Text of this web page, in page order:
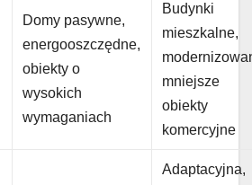
Domy pasywne,
energooszczędne,
obiekty o
wysokich
wymaganiach
Budynki
mieszkalne,
mniejsze
obiekty
komercyjne
Adaptacyjna,